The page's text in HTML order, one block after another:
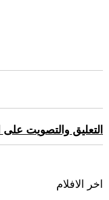
التعليق والتصويت
اخر الافلام